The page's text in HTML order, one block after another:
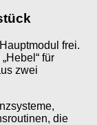
frei.
für
zwei
die